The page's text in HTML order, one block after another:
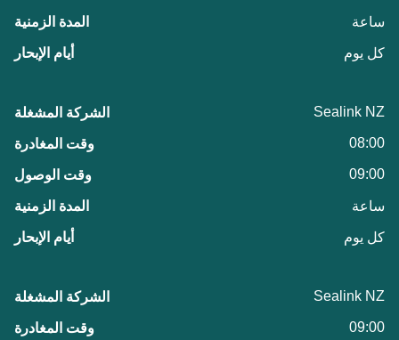
ساعة
كل يوم
Sealink NZ
08:00
09:00
ساعة
كل يوم
Sealink NZ
09:00